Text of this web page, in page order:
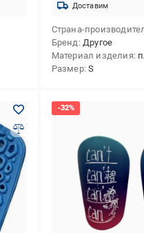
Доставим
Страна-
Бренд Другое
Материал изделия
Размер S